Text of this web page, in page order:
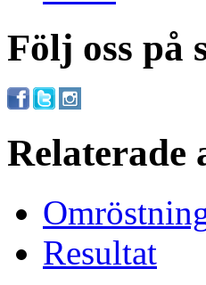
Följ oss på
Resultat